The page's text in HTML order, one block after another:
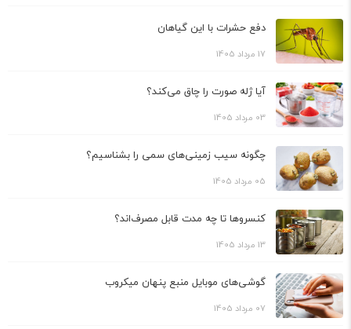
دفع حشرات با این گیاهان
17 مرداد 1405
آیا ژله صورت را چاق می‌کند؟
03 مرداد 1405
چگونه سیب زمینی‌های سمی را بشناسیم؟
05 مرداد 1405
کنسروها تا چه مدت قابل مصرف‌اند؟
13 مرداد 1405
گوشی‌های موبایل منبع پنهان میکروب
07 مرداد 1405